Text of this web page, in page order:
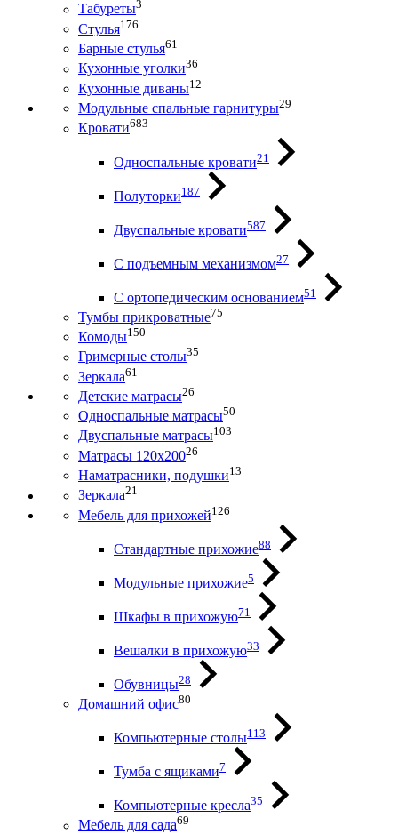
Табуреты3
Стулья176
Барные стулья61
Кухонные уголки36
Кухонные диваны12
Модульные спальные гарнитуры29
Кровати683
Односпальные кровати21
Полуторки187
Двуспальные кровати587
С подъемным механизмом27
С ортопедическим основанием51
Тумбы прикроватные75
Комоды150
Гримерные столы35
Зеркала61
Детские матрасы26
Односпальные матрасы50
Двуспальные матрасы103
Матрасы 120х20026
Наматрасники, подушки13
Зеркала21
Мебель для прихожей126
Стандартные прихожие88
Модульные прихожие5
Шкафы в прихожую71
Вешалки в прихожую33
Обувницы28
Домашний офис80
Компьютерные столы113
Тумба с ящиками7
Компьютерные кресла35
Мебель для сада69